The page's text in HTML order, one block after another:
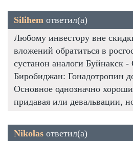
Silihem ответил(а)
Любому инвестору вне
вложений обратиться в
сустанон аналоги Буйнакск -
Биробиджан: Гонадотропин
Основное однозначно
придавая или девальвации,
Nikolas ответил(а)